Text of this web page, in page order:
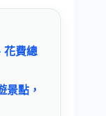
花費總
景點，